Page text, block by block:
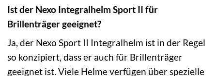
Ist der Nexo Integralhelm Sport II für
Brillenträger geeignet?
Ja, der Nexo Sport II Integralhelm ist in der Regel
so konzipiert, dass er auch für Brillenträger
geeignet ist. Viele Helme verfügen über spezielle